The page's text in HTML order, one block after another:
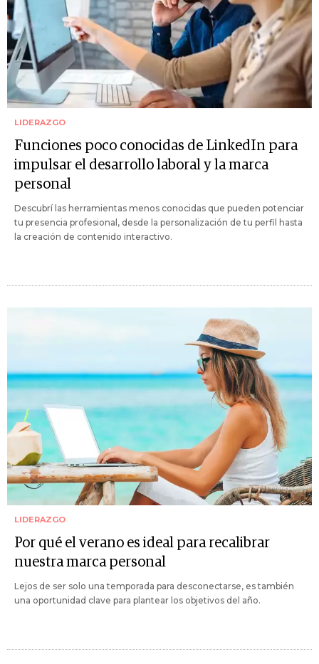
LIDERAZGO
Funciones poco conocidas de LinkedIn para
impulsar el desarrollo laboral y la marca
personal
Descubrí las herramientas menos conocidas que pueden potenciar
tu presencia profesional, desde la personalización de tu perfil hasta
la creación de contenido interactivo.
LIDERAZGO
Por qué el verano es ideal para recalibrar
nuestra marca personal
Lejos de ser solo una temporada para desconectarse, es también
una oportunidad clave para plantear los objetivos del año.